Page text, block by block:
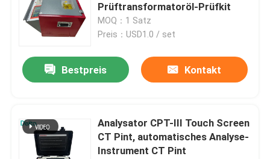
Prüftransformatoröl-Prüfkit
MOQ：1 Satz
Preis：USD1.0 / set
Bestpreis Kontakt
Analysator CPT-III Touch Screen
CT Pint, automatisches Analyse-
Instrument CT Pint